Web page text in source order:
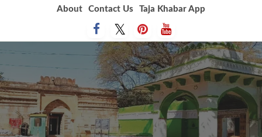
About Contact Us Taja Khabar App